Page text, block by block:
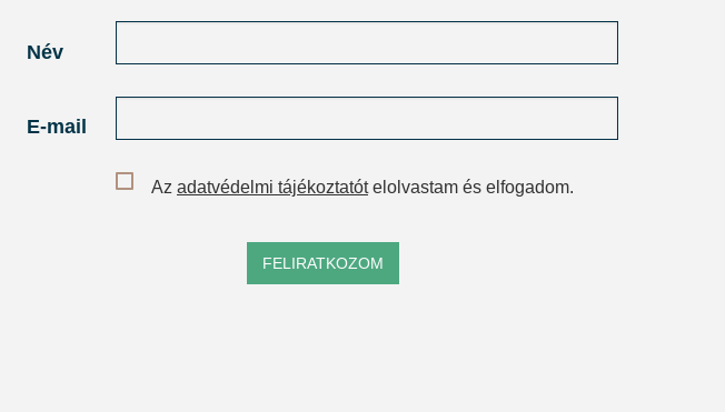
Név
E-mail
Az adatvédelmi tájékoztatótelolvastam és elfogadom.
FELIRATKOZOM